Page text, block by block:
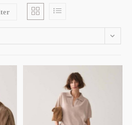
tot een internationaal erkend
hun inspiratie uit de wereld om
straten van Amsterdam tot de
in hun ontwerpen, die een
chic en landelijke charme.
Woman speciaal?